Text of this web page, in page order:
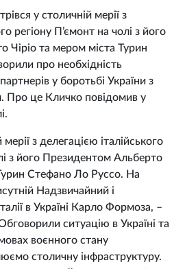
у столичній мерії з
регіону П’ємонт на чолі з його
Чіріо та мером міста Турин
про необхідність
у боротьбі України з
Про це Кличко повідомив у
з делегацією італійського
з його Президентом Альберто
Стефано Ло Руссо. На
Надзвичайний і
в Україні Карло Формоза, –
ситуацію в Україні та
воєнного стану
столичну інфраструктуру.